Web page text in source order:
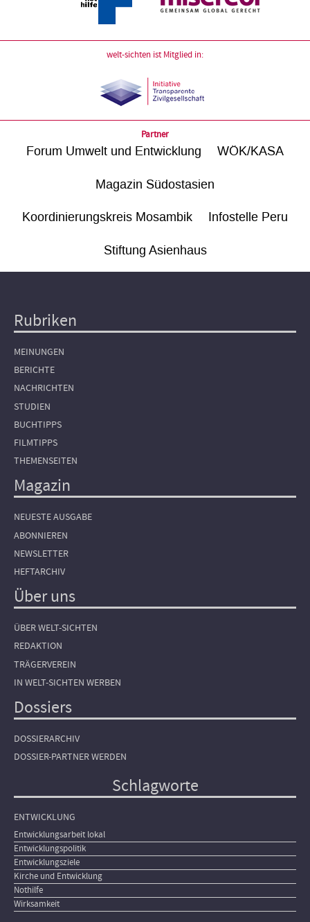
welt-sichten ist Mitglied in:
Partner
Forum Umwelt und Entwicklung WÖK/KASA
Magazin Südostasien
Koordinierungskreis Mosambik Infostelle Peru
Stiftung Asienhaus
Hauptnavigation
Rubriken
MEINUNGEN
BERICHTE
NACHRICHTEN
STUDIEN
BUCHTIPPS
FILMTIPPS
THEMENSEITEN
Magazin
NEUESTE AUSGABE
ABONNIEREN
NEWSLETTER
HEFTARCHIV
Über uns
ÜBER WELT-SICHTEN
REDAKTION
TRÄGERVEREIN
IN WELT-SICHTEN WERBEN
Dossiers
DOSSIERARCHIV
DOSSIER-PARTNER WERDEN
Schlagworte
ENTWICKLUNG
Entwicklungsarbeit lokal
Entwicklungspolitik
Entwicklungsziele
Kirche und Entwicklung
Nothilfe
Wirksamkeit